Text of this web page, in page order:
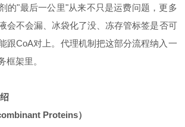
"最后一公里"从来不只是运费问题，更多
会不会漏、冰袋化了没、冻存管标签是否可
跟CoA对上。代理机制把这部分流程纳入一
框架里。
Proteins）